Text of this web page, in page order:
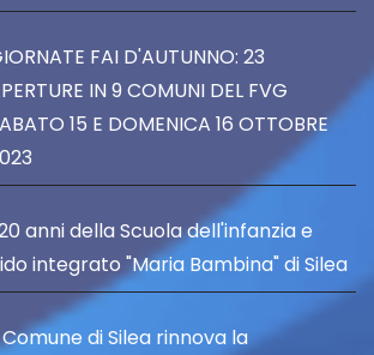
FAI D'AUTUNNO: 23
IN 9 COMUNI DEL FVG
15 E DOMENICA 16 OTTOBRE
anni della Scuola dell'infanzia e
integrato "Maria Bambina" di Silea
Comune di Silea rinnova la